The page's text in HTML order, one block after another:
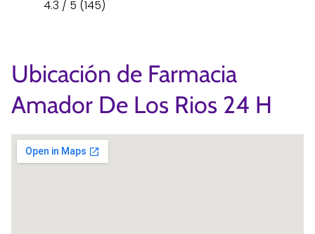
4.3 / 5 (145)
Ubicación de Farmacia
Amador De Los Rios 24 H